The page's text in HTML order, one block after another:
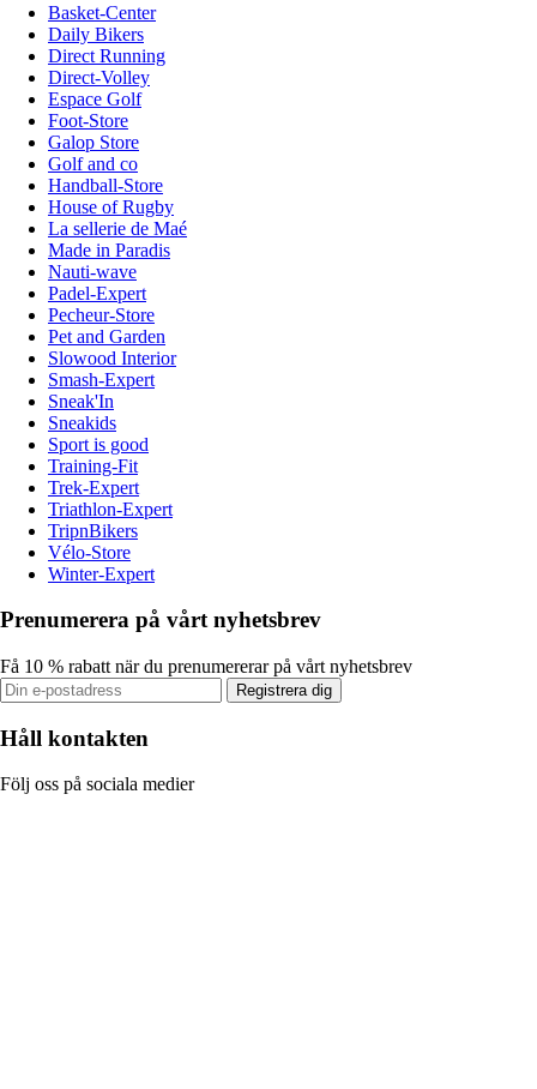
Basket-Center
Daily Bikers
Direct Running
Direct-Volley
Espace Golf
Foot-Store
Galop Store
Golf and co
Handball-Store
House of Rugby
La sellerie de Maé
Made in Paradis
Nauti-wave
Padel-Expert
Pecheur-Store
Pet and Garden
Slowood Interior
Smash-Expert
Sneak'In
Sneakids
Sport is good
Training-Fit
Trek-Expert
Triathlon-Expert
TripnBikers
Vélo-Store
Winter-Expert
Prenumerera på vårt nyhetsbrev
Få 10 % rabatt när du prenumererar på vårt nyhetsbrev
Registrera dig
Håll kontakten
Följ oss på sociala medier